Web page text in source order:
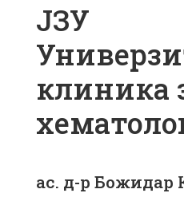
ЈЗУ
клиника
ас. д-р Божидар